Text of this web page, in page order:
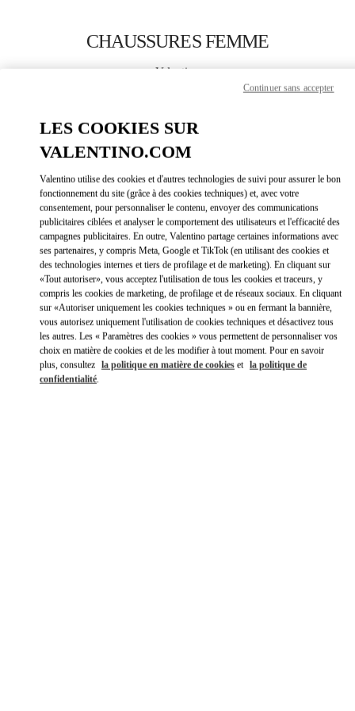
CHAUSSURES FEMME
Valentino
APPELLE MAINTENANT
PLUS DE DÉTAILS
OBTENIR DES DIRECTIONSLINK
Link Opens in New Tab
LES COOKIES SUR
VALENTINO.COM
Valentino utilise des cookies et d'autres technologies de suivi pour assurer le bon
fonctionnement du site (grâce à des cookies techniques) et, avec votre
consentement, pour personnaliser le contenu, envoyer des communications
publicitaires ciblées et analyser le comportement des utilisateurs et l'efficacité des
campagnes publicitaires. En outre, Valentino partage certaines informations avec
ses partenaires, y compris Meta, Google et TikTok (en utilisant des cookies et
des technologies internes et tiers de profilage et de marketing). En cliquant sur
«Tout autoriser», vous acceptez l'utilisation de tous les cookies et traceurs, y
compris les cookies de marketing, de profilage et de réseaux sociaux. En cliquant
sur «Autoriser uniquement les cookies techniques » ou en fermant la bannière,
vous autorisez uniquement l'utilisation de cookies techniques et désactivez tous
les autres. Les « Paramètres des cookies » vous permettent de personnaliser vos
choix en matière de cookies et de les modifier à tout moment. Pour en savoir
plus, consultez la politique en matière de cookies et la politique de
confidentialité.
Continuer sans accepter